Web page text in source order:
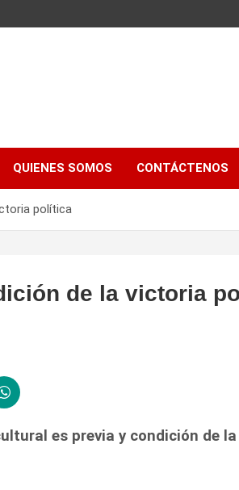
QUIENES SOMOS CONTÁCTENOS
política
de la victoria
es previa y condición de